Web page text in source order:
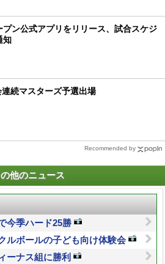
プン公式アプリをリリース、試合スケジ
知
続マスターズ予選出場
Recommended by
他のニュース
今季ハード25勝
ルボールの子ども向け体験会
ーナス組に勝利